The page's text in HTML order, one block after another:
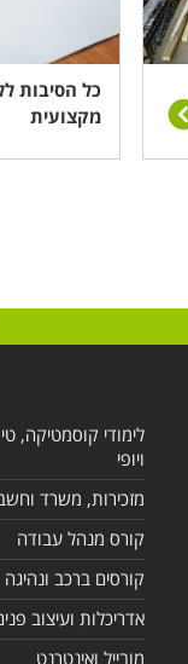
כל הסיבות
מקצועית
לימודי קוסמטיקה,
ויופי
מזכירות, משרד
קורס מנהל עבודה
קורסים ברכב ונהיגה
אדריכלות ועיצוב
מובייל ואינטרנט